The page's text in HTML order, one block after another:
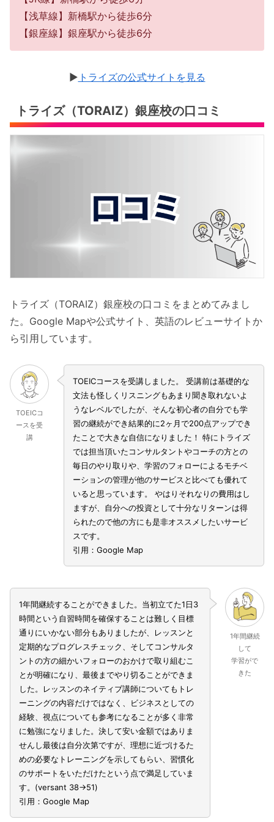
【浅草線】新橋駅から徒歩6分
【銀座線】銀座駅から徒歩6分
▶︎ トライズの公式サイトを見る
トライズ（TORAIZ）銀座校の口コミ
トライズ（TORAIZ）銀座校の口コミをまとめてみまし
た。Google Mapや公式サイト、英語のレビューサイトか
ら引用しています。
TOEICコ
ースを受
講
TOEICコースを受講しました。 受講前は基礎的な
文法も怪しくリスニングもあまり聞き取れないよ
うなレベルでしたが、そんな初心者の自分でも学
習の継続ができ結果的に2ヶ月で200点アップでき
たことで大きな自信になりました！ 特にトライズ
では担当頂いたコンサルタントやコーチの方との
毎日のやり取りや、学習のフォローによるモチベ
ーションの管理が他のサービスと比べても優れて
いると思っています。 やはりそれなりの費用はし
ますが、自分への投資として十分なリターンは得
られたので他の方にも是非オススメしたいサービ
スです。
引用：Google Map
1年間継続
して
学習がで
きた
1年間継続することができました。当初立てた1日3
時間という自習時間を確保することは難しく目標
通りにいかない部分もありましたが、レッスンと
定期的なプログレスチェック、そしてコンサルタ
ントの方の細かいフォローのおかけで取り組むこ
とが明確になり、最後までやり切ることができま
した。レッスンのネイティブ講師についてもトレ
ーニングの内容だけではなく、ビジネスとしての
経験、視点についても参考になることが多く非常
に勉強になりました。決して安い金額ではありま
せんし最後は自分次第ですが、理想に近づけるた
めの必要なトレーニングを示してもらい、習慣化
のサポートをいただけたという点で満足していま
す。(versant 38→51)
引用：Google Map